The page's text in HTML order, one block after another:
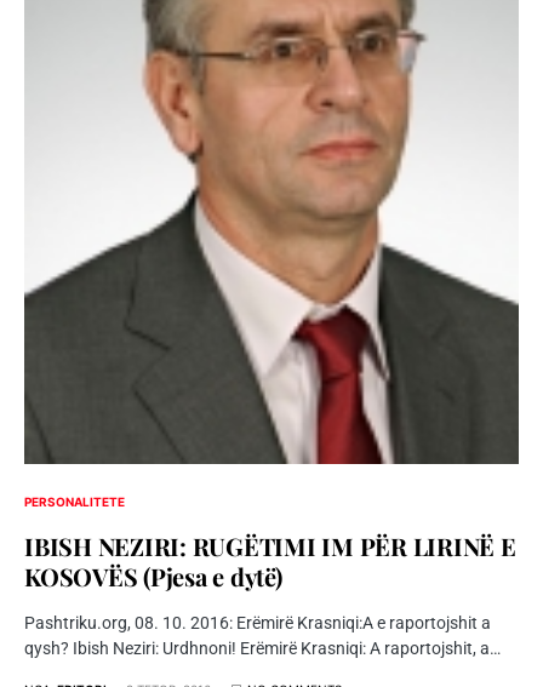
PERSONALITETE
IBISH NEZIRI: RUGËTIMI IM PËR LIRINË E
KOSOVËS (Pjesa e dytë)
Pashtriku.org, 08. 10. 2016: Erëmirë Krasniqi:A e raportojshit a
qysh? Ibish Neziri: Urdhnoni! Erëmirë Krasniqi: A raportojshit, a…